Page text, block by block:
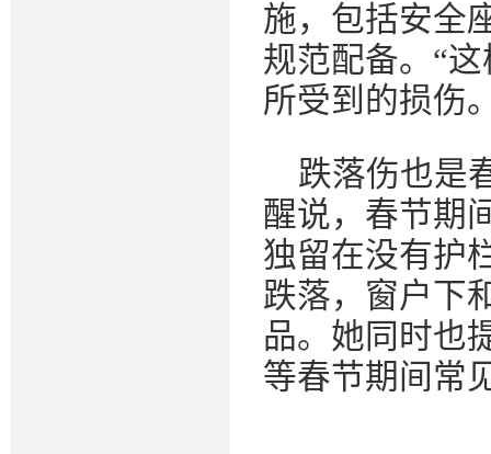
施，包括安全
规范配备。“
所受到的损伤
跌落伤也是
醒说，春节期
独留在没有护
跌落，窗户下
品。她同时也
等春节期间常